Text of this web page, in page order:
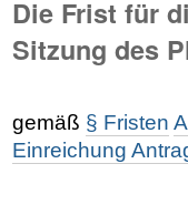
Die Frist für
Sitzung des
gemäß § Fristen
Einreichung